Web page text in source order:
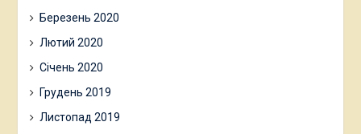
Березень 2020
Лютий 2020
Січень 2020
Грудень 2019
Листопад 2019